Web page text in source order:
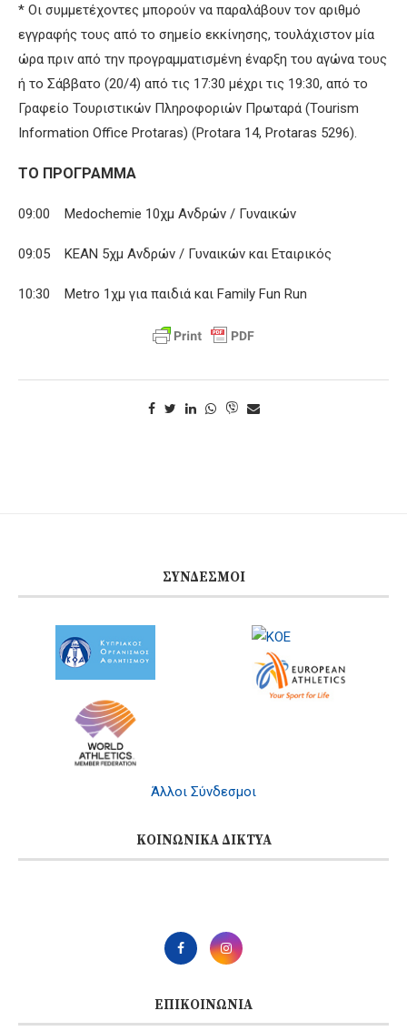
* Οι συμμετέχοντες μπορούν να παραλάβουν τον αριθμό
εγγραφής τους από το σημείο εκκίνησης, τουλάχιστον μία
ώρα πριν από την προγραμματισμένη έναρξη του αγώνα τους
ή το Σάββατο (20/4) από τις 17:30 μέχρι τις 19:30, από το
Γραφείο Τουριστικών Πληροφοριών Πρωταρά (Tourism
Information Office Protaras) (Protara 14, Protaras 5296).
ΤΟ ΠΡΟΓΡΑΜΜΑ
09:00 Medochemie 10χμ Ανδρών / Γυναικών
09:05 ΚΕΑΝ 5χμ Ανδρών / Γυναικών και Εταιρικός
10:30 Metro 1χμ για παιδιά και Family Fun Run
ΣΎΝΔΕΣΜΟΙ
Άλλοι Σύνδεσμοι
ΚΟΙΝΩΝΙΚΆ ΔΊΚΤΥΑ
ΕΠΙΚΟΙΝΩΝΊΑ